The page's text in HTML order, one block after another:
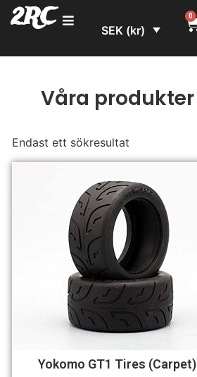
2RC SEK (kr)
0
Våra produkter
Endast ett sökresultat
Yokomo GT1 Tires (Carpet)